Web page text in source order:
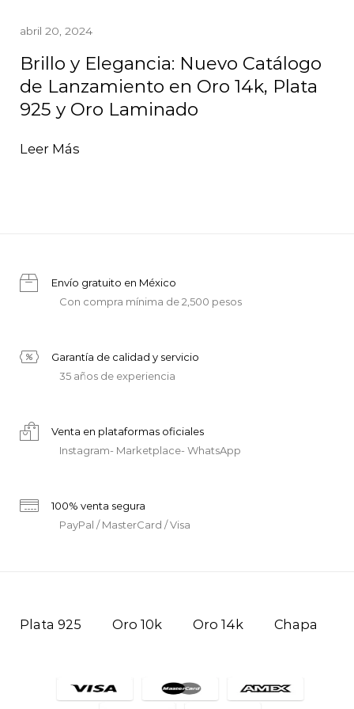
abril 20, 2024
Brillo y Elegancia: Nuevo Catálogo
de Lanzamiento en Oro 14k, Plata
925 y Oro Laminado
Leer Más
Envío gratuito en México
Con compra mínima de 2,500 pesos
Garantía de calidad y servicio
35 años de experiencia
Venta en plataformas oficiales
Instagram- Marketplace- WhatsApp
100% venta segura
PayPal / MasterCard / Visa
Plata 925 Oro 10k Oro 14k Chapa